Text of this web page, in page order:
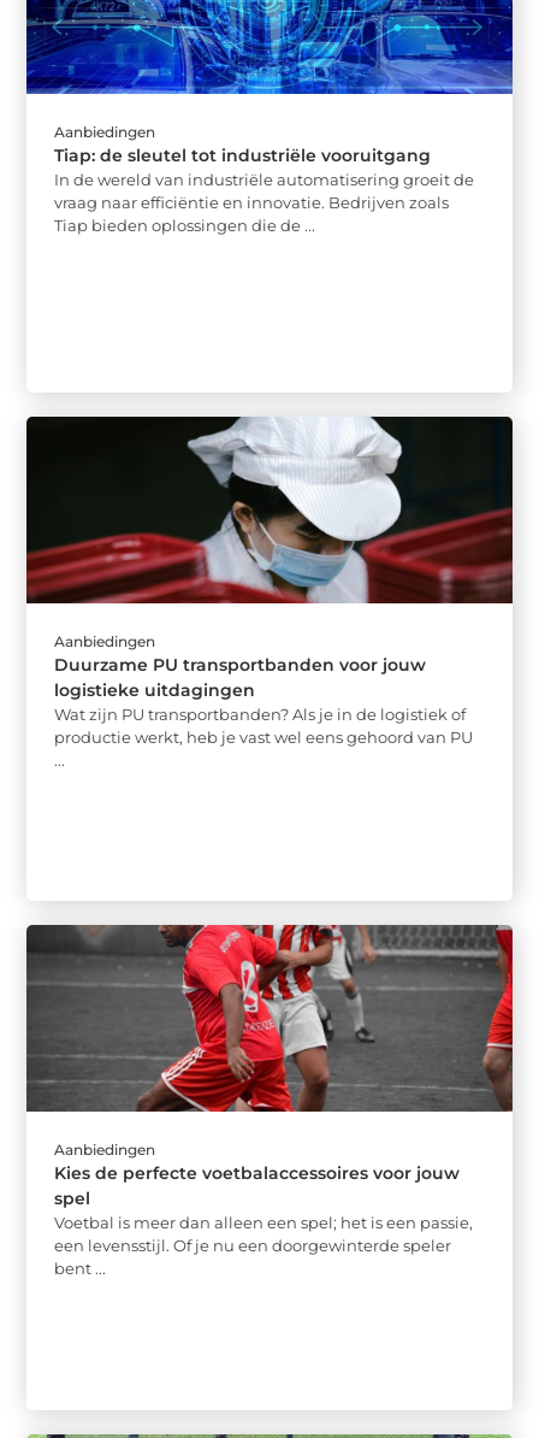
Aanbiedingen
Tiap: de sleutel tot industriële vooruitgang
In de wereld van industriële automatisering groeit de
vraag naar efficiëntie en innovatie. Bedrijven zoals
Tiap bieden oplossingen die de ...
Aanbiedingen
Duurzame PU transportbanden voor jouw
logistieke uitdagingen
Wat zijn PU transportbanden? Als je in de logistiek of
productie werkt, heb je vast wel eens gehoord van PU
...
Aanbiedingen
Kies de perfecte voetbalaccessoires voor jouw
spel
Voetbal is meer dan alleen een spel; het is een passie,
een levensstijl. Of je nu een doorgewinterde speler
bent ...